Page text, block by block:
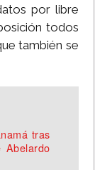
por libre
todos
también se
tras